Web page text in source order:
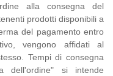
alla consegna del
prodotti disponibili a
del pagamento entro
vengono affidati al
Tempi di consegna
dell'ordine" si intende